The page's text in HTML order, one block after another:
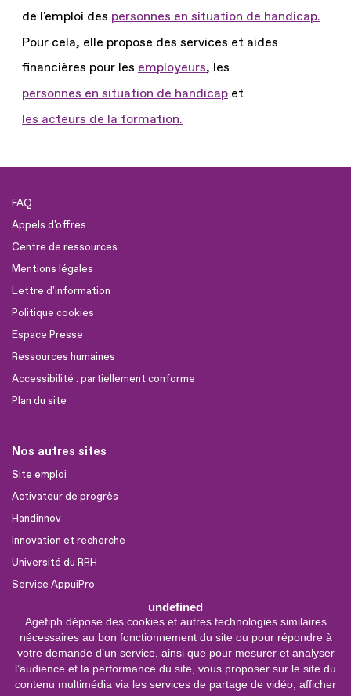
undefined
Agefiph dépose des cookies et autres technologies similaires
nécessaires au bon fonctionnement du site ou pour répondre à
votre demande d’un service, ainsi que pour mesurer et analyser
l’audience et la performance du site, vous proposer sur le site du
contenu multimédia via les services de partage de vidéo, afficher
de l'emploi des personnes en situation de handicap.
Pour cela, elle propose des services et aides
financières pour les employeurs, les
personnes en situation de handicap et
les acteurs de la formation.
FAQ
Appels d'offres
Centre de ressources
Mentions légales
Lettre d'information
Politique cookies
Espace Presse
Ressources humaines
Accessibilité : partiellement conforme
Plan du site
Nos autres sites
Site emploi
Activateur de progrès
Handinnov
Innovation et recherche
Université du RRH
Service AppuiPro
Nous suivre
Youtube
Linkedin